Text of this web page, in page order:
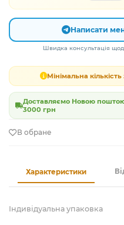
Написати
Швидка консультація
Мінімальна
Доставляємо Новою поштою
3000 грн
В обране
Характеристики
Індивідуальна упаковка